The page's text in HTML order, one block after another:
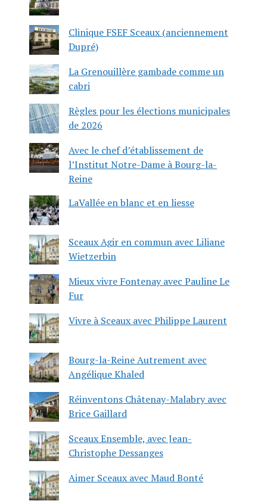
Clinique FSEF Sceaux (anciennement
Dupré)
La Grenouillère gambade comme un
cabri
Règles pour les élections municipales
de 2026
Avec le chef d’établissement de
l’Institut Notre-Dame à Bourg-la-
Reine
LaVallée en blanc et en liesse
Sceaux Agir en commun avec Liliane
Wietzerbin
Mieux vivre Fontenay avec Pauline Le
Fur
Vivre à Sceaux avec Philippe Laurent
Bourg-la-Reine Autrement avec
Angélique Khaled
Réinventons Châtenay-Malabry avec
Brice Gaillard
Sceaux Ensemble, avec Jean-
Christophe Dessanges
Aimer Sceaux avec Maud Bonté